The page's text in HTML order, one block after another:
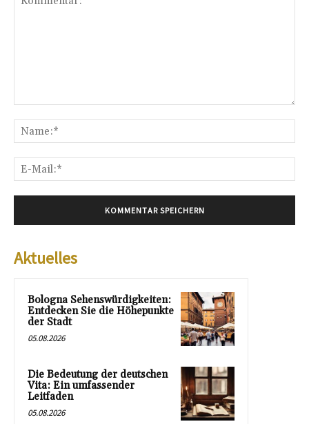
Aktuelles
Bologna Sehenswürdigkeiten:
Entdecken Sie die Höhepunkte
der Stadt
05.08.2026
Die Bedeutung der deutschen
Vita: Ein umfassender
Leitfaden
05.08.2026